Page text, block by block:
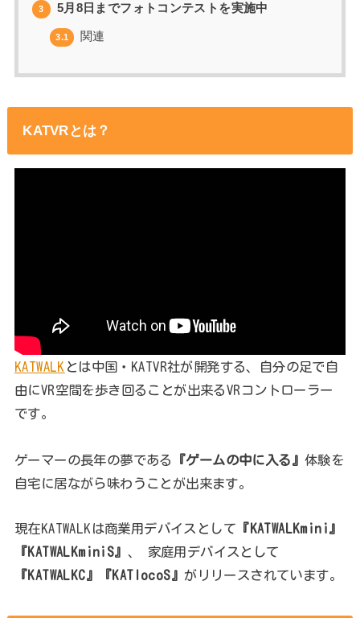
3 5月8日までフォトコンテストを実施中
3.1 関連
KATVRとは？
KATWALK とは中国・KATVR社が開発する、自分の足で自
由にVR空間を歩き回ることが出来るVRコントローラー
です。
ゲーマーの長年の夢である 『ゲームの中に入る』 体験を
自宅に居ながら味わうことが出来ます。
現在KATWALKは商業用デバイスとして 『KATWALKmini』
『KATWALKminiS』 、 家庭用デバイスとして
『KATWALKC』『KATlocoS』 がリリースされています。